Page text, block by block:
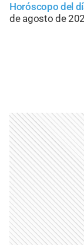
Horóscopo del
de agosto de